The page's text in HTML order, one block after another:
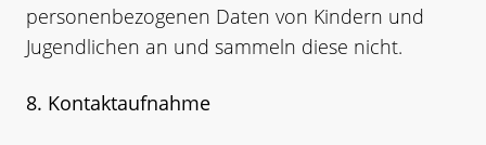
personenbezogenen Daten von Kindern und
Jugendlichen an und sammeln diese nicht.
8. Kontaktaufnahme